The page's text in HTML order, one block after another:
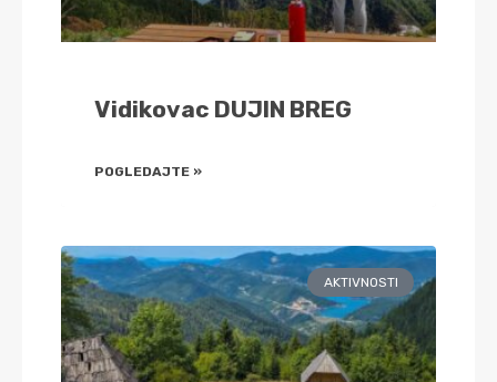
Vidikovac DUJIN BREG
POGLEDAJTE »
AKTIVNOSTI